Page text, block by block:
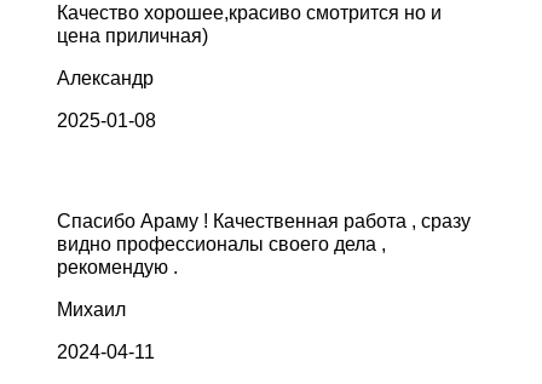
Качество хорошее,красиво смотрится но и
цена приличная)
Александр
2025-01-08
Спасибо Араму ! Качественная работа , сразу
видно профессионалы своего дела ,
рекомендую .
Михаил
2024-04-11